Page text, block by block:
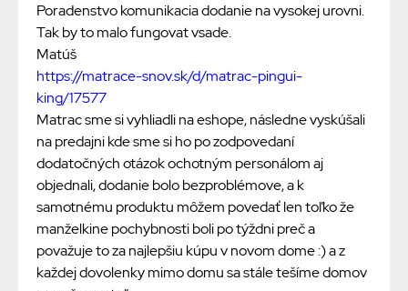
Poradenstvo komunikacia dodanie na vysokej urovni.
Tak by to malo fungovat vsade.
Matúš
https://matrace-snov.sk/d/matrac-pingui-
king/17577
Matrac sme si vyhliadli na eshope, následne vyskúšali
na predajni kde sme si ho po zodpovedaní
dodatočných otázok ochotným personálom aj
objednali, dodanie bolo bezproblémove, a k
samotnému produktu môžem povedať len toľko že
manželkine pochybnosti boli po týždni preč a
považuje to za najlepšiu kúpu v novom dome :) a z
každej dovolenky mimo domu sa stále tešíme domov